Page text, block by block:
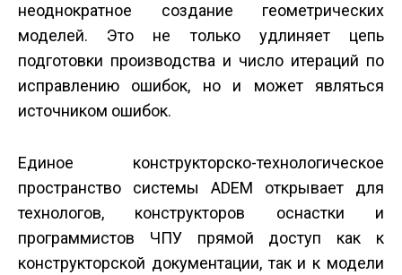
неоднократное создание геометрических
моделей. Это не только удлиняет цепь
подготовки производства и число итераций по
исправлению ошибок, но и может являться
источником ошибок.
Единое конструкторско-технологическое
пространство системы ADEM открывает для
технологов, конструкторов оснастки и
программистов ЧПУ прямой доступ как к
конструкторской документации, так и к модели